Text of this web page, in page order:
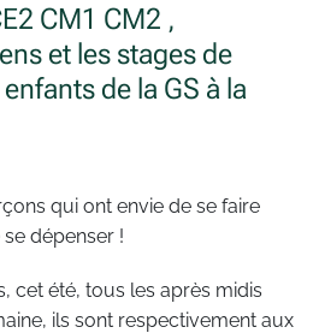
CM1 CM2 ,
et les stages de
de la GS à la
qui ont envie de se faire
dépenser !
cet été, tous les après midis
ils sont respectivement aux